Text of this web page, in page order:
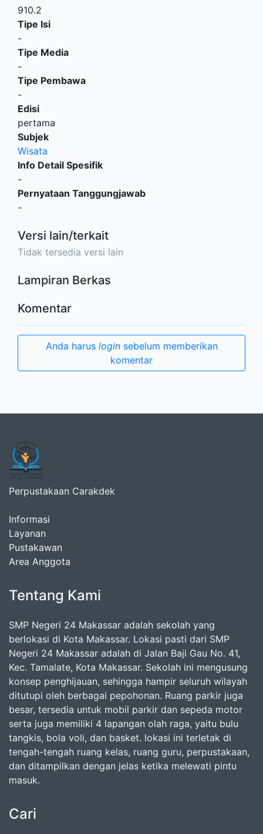
910.2
Tipe Isi
-
Tipe Media
-
Tipe Pembawa
-
Edisi
pertama
Subjek
Wisata
Info Detail Spesifik
-
Pernyataan Tanggungjawab
-
Versi lain/terkait
Tidak tersedia versi lain
Lampiran Berkas
Komentar
Anda harus loginsebelum memberikan
komentar
Perpustakaan Carakdek
Informasi
Layanan
Pustakawan
Area Anggota
Tentang Kami
SMP Negeri 24 Makassar adalah sekolah yang
berlokasi di Kota Makassar. Lokasi pasti dari SMP
Negeri 24 Makassar adalah di Jalan Baji Gau No. 41,
Kec. Tamalate, Kota Makassar. Sekolah ini mengusung
konsep penghijauan, sehingga hampir seluruh wilayah
ditutupi oleh berbagai pepohonan. Ruang parkir juga
besar, tersedia untuk mobil parkir dan sepeda motor
serta juga memiliki 4 lapangan olah raga, yaitu bulu
tangkis, bola voli, dan basket. lokasi ini terletak di
tengah-tengah ruang kelas, ruang guru, perpustakaan,
dan ditampilkan dengan jelas ketika melewati pintu
masuk.
Cari